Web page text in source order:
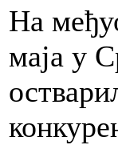
На
маја у